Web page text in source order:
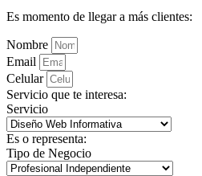
Es momento de llegar a más clientes:
Nombre
Email
Celular
Servicio que te interesa:
Servicio
Es o representa:
Tipo de Negocio